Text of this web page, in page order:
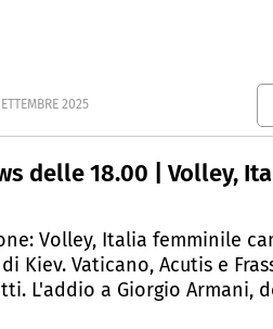
2025
delle 18.00 | Volley,
Volley, Italia femminile
Kiev. Vaticano, Acutis e
L'addio a Giorgio Armani,